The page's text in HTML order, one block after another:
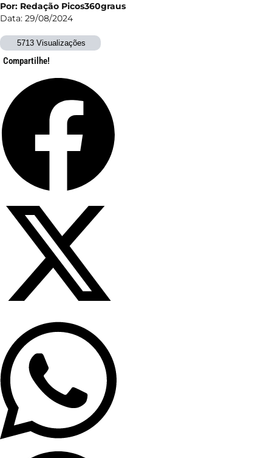
Por: Redação Picos360graus
Data: 29/08/2024
5713 Visualizações
Compartilhe!